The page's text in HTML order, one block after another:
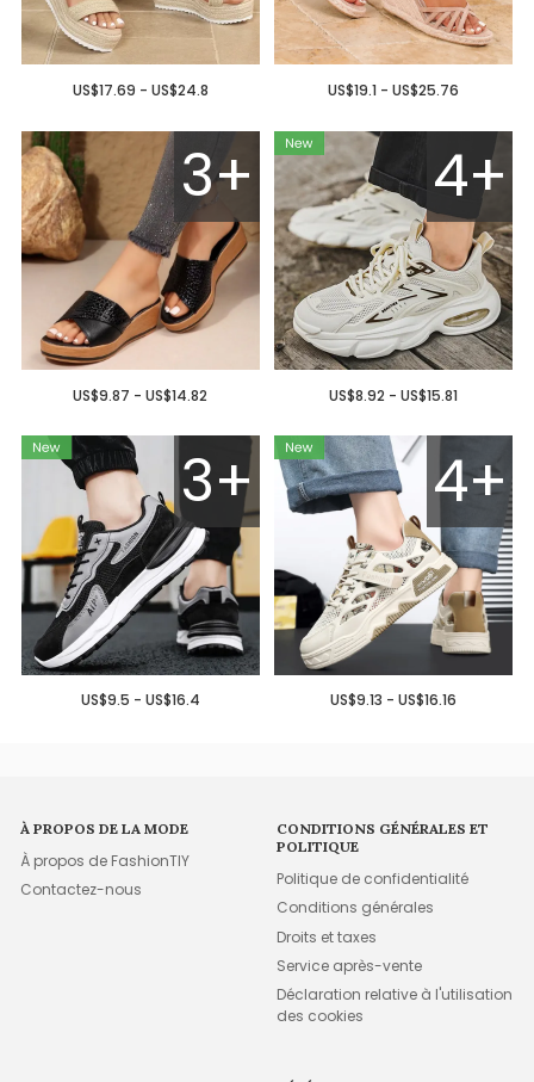
US$17.69 - US$24.8 US$19.1 - US$25.76
3+
US$9.87 - US$14.82
4+
US$8.92 - US$15.81
3+
US$9.5 - US$16.4
4+
US$9.13 - US$16.16
À PROPOS DE LA MODE
À propos de FashionTIY
Contactez-nous
CONDITIONS GÉNÉRALES ET
POLITIQUE
Politique de confidentialité
Conditions générales
Droits et taxes
Service après-vente
Déclaration relative à l'utilisation
des cookies